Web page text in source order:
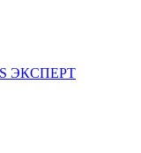
ЭКСПЕРТ